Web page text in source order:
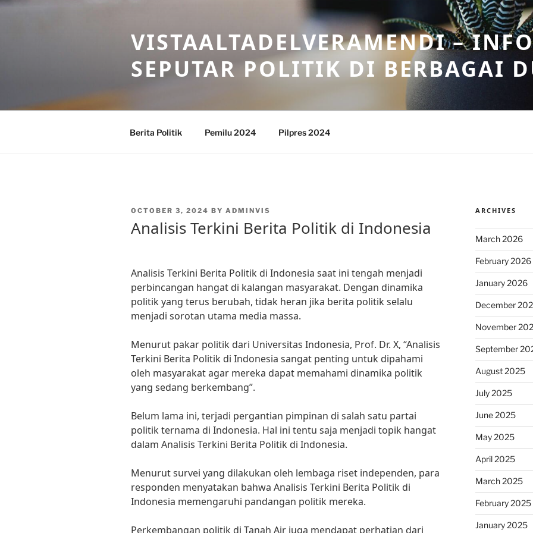
Skip
VISTAALTADELVERAMENDI –
SEPUTAR POLITIK DI BERBAGAI
Berita Politik Pemilu 2024 Pilpres 2024
POSTED
OCTOBER 3, 2024 BY ADMINVIS
Analisis Terkini Berita Politik di Indonesia
Analisis Terkini Berita Politik di Indonesia saat ini tengah menjadi
perbincangan hangat di kalangan masyarakat. Dengan dinamika
politik yang terus berubah, tidak heran jika berita politik selalu
menjadi sorotan utama media massa.
Menurut pakar politik dari Universitas Indonesia, Prof. Dr. X, “Analisis
Terkini Berita Politik di Indonesia sangat penting untuk dipahami
oleh masyarakat agar mereka dapat memahami dinamika politik
yang sedang berkembang”.
Belum lama ini, terjadi pergantian pimpinan di salah satu partai
politik ternama di Indonesia. Hal ini tentu saja menjadi topik hangat
dalam Analisis Terkini Berita Politik di Indonesia.
Menurut survei yang dilakukan oleh lembaga riset independen, para
responden menyatakan bahwa Analisis Terkini Berita Politik di
Indonesia memengaruhi pandangan politik mereka.
Perkembangan politik di Tanah Air juga mendapat perhatian dari
ARCHIVES
March 2026
February 2026
January 2026
December
November
September
August 2025
July 2025
June 2025
May 2025
April 2025
March 2025
February 2025
January 2025